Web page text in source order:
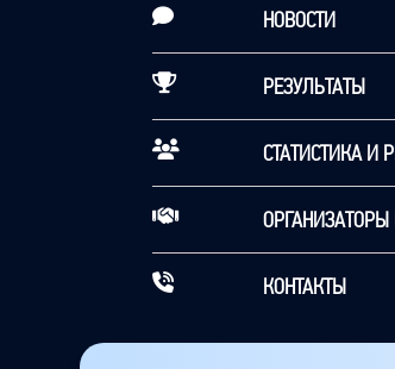
НОВОСТИ
РЕЗУЛЬТАТЫ
СТАТИСТИКА И
КОНТАКТЫ